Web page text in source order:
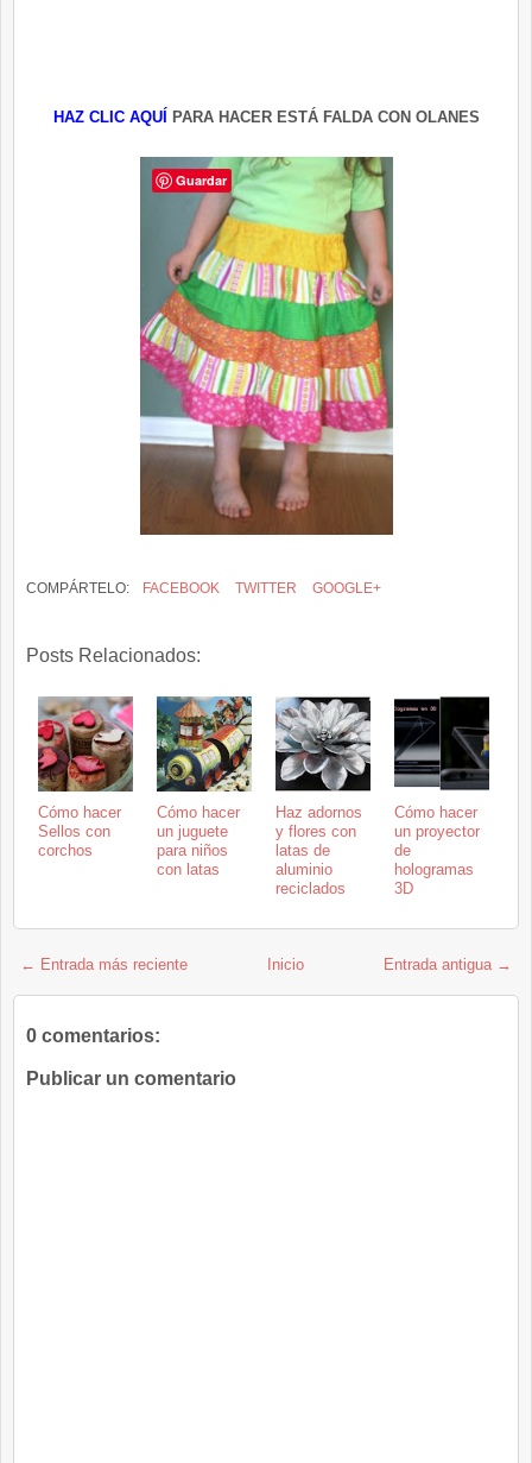
HAZ CLIC AQUÍ PARA HACER ESTÁ FALDA CON OLANES
COMPÁRTELO: FACEBOOK TWITTER GOOGLE+
Posts Relacionados:
Cómo hacer
Sellos con
corchos
Cómo hacer
un juguete
para niños
con latas
Haz adornos
y flores con
latas de
aluminio
reciclados
Cómo hacer
un proyector
de
hologramas
3D
← Entrada más reciente Entrada antigua →
Inicio
0 comentarios:
Publicar un comentario
Guardar